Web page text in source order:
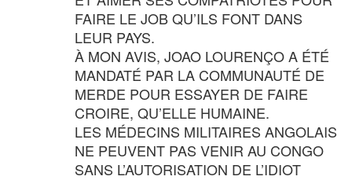
FAIRE LE JOB QU’ILS FONT DANS
LEUR PAYS.
À MON AVIS, JOAO LOURENÇO A ÉTÉ
MANDATÉ PAR LA COMMUNAUTÉ DE
MERDE POUR ESSAYER DE FAIRE
CROIRE, QU’ELLE HUMAINE.
LES MÉDECINS MILITAIRES ANGOLAIS
NE PEUVENT PAS VENIR AU CONGO
SANS L’AUTORISATION DE L’IDIOT